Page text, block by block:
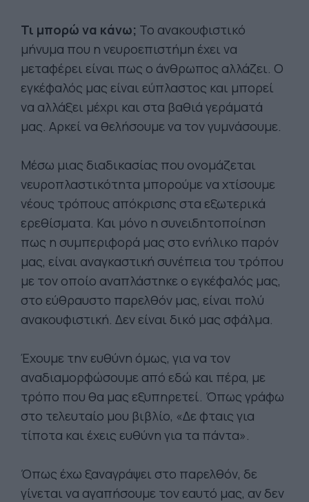
Τι μπορώ να κάνω; Το ανακουφιστικό
μήνυμα που η νευροεπιστήμη έχει να
μεταφέρει είναι πως ο άνθρωπος αλλάζει. Ο
εγκέφαλός μας είναι εύπλαστος και μπορεί
να αλλάξει μέχρι και στα βαθιά γεράματά
μας. Αρκεί να θελήσουμε να τον γυμνάσουμε.
Μέσω μιας διαδικασίας που ονομάζεται
νευροπλαστικότητα μπορούμε να χτίσουμε
νέους τρόπους απόκρισης στα εξωτερικά
ερεθίσματα. Και μόνο η συνειδητοποίηση
πως η συμπεριφορά μας στο ενήλικο παρόν
μας, είναι αναγκαστική συνέπεια του τρόπου
με τον οποίο αναπλάστηκε ο εγκέφαλός μας,
στο εύθραυστο παρελθόν μας, είναι πολύ
ανακουφιστική. Δεν είναι δικό μας σφάλμα.
Έχουμε την ευθύνη όμως, για να τον
αναδιαμορφώσουμε από εδώ και πέρα, με
τρόπο που θα μας εξυπηρετεί. Όπως γράφω
στο τελευταίο μου βιβλίο, «Δε φταις για
τίποτα και έχεις ευθύνη για τα πάντα».
Όπως έχω ξαναγράψει στο παρελθόν, δε
γίνεται να αγαπήσουμε τον εαυτό μας, αν δεν